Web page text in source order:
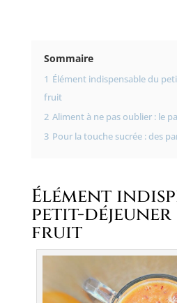
Sommaire
1 Élément indispensable du
fruit
2 Aliment à ne pas oublier : le
3 Pour la touche sucrée : des
Élément
petit-
fruit